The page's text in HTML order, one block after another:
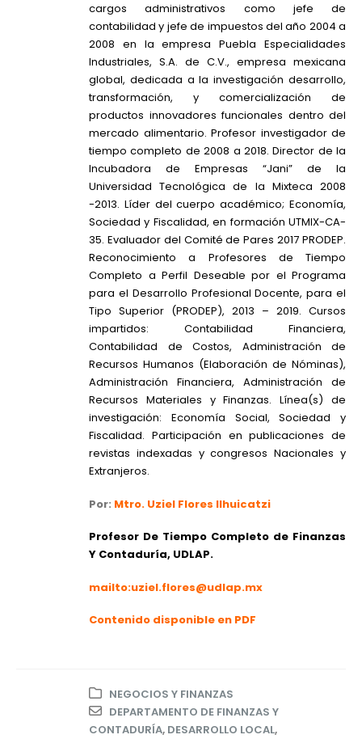
cargos administrativos como jefe de
contabilidad y jefe de impuestos del año 2004 a
2008 en la empresa Puebla Especialidades
Industriales, S.A. de C.V., empresa mexicana
global, dedicada a la investigación desarrollo,
transformación, y comercialización de
productos innovadores funcionales dentro del
mercado alimentario. Profesor investigador de
tiempo completo de 2008 a 2018. Director de la
Incubadora de Empresas “Jani” de la
Universidad Tecnológica de la Mixteca 2008
-2013. Líder del cuerpo académico; Economía,
Sociedad y Fiscalidad, en formación UTMIX-CA-
35. Evaluador del Comité de Pares 2017 PRODEP.
Reconocimiento a Profesores de Tiempo
Completo a Perfil Deseable por el Programa
para el Desarrollo Profesional Docente, para el
Tipo Superior (PRODEP), 2013 – 2019. Cursos
impartidos: Contabilidad Financiera,
Contabilidad de Costos, Administración de
Recursos Humanos (Elaboración de Nóminas),
Administración Financiera, Administración de
Recursos Materiales y Finanzas. Línea(s) de
investigación: Economía Social, Sociedad y
Fiscalidad. Participación en publicaciones de
revistas indexadas y congresos Nacionales y
Extranjeros.
Por: Mtro. Uziel Flores Ilhuicatzi
Profesor De Tiempo Completo de Finanzas
Y Contaduría, UDLAP.
mailto:uziel.flores@udlap.mx
Contenido disponible en PDF
NEGOCIOS Y FINANZAS
DEPARTAMENTO DE FINANZAS Y
CONTADURÍA, DESARROLLO LOCAL,